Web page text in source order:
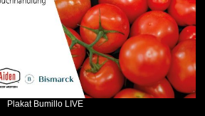
Plakat Bumillo LIVE